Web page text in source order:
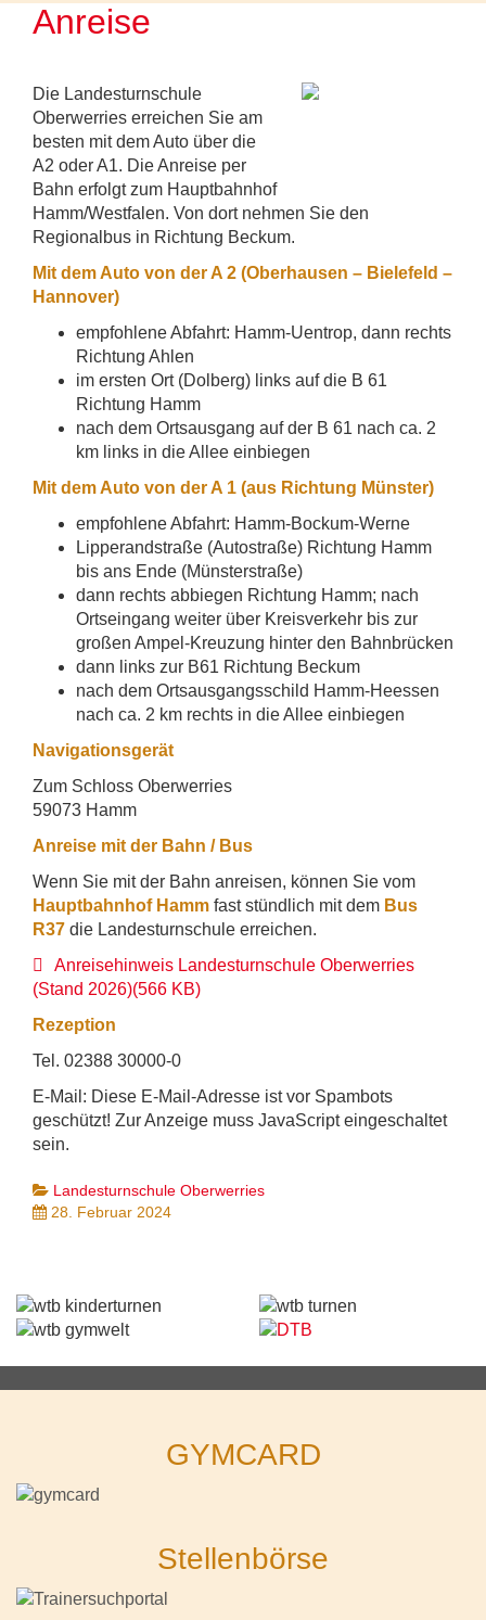
Anreise
Die Landesturnschule
Oberwerries erreichen Sie am
besten mit dem Auto über die
A2 oder A1. Die Anreise per
Bahn erfolgt zum Hauptbahnhof
Hamm/Westfalen. Von dort nehmen Sie den
Regionalbus in Richtung Beckum.
Mit dem Auto von der A 2 (Oberhausen – Bielefeld –
Hannover)
empfohlene Abfahrt: Hamm-Uentrop, dann rechts
Richtung Ahlen
im ersten Ort (Dolberg) links auf die B 61
Richtung Hamm
nach dem Ortsausgang auf der B 61 nach ca. 2
km links in die Allee einbiegen
Mit dem Auto von der A 1 (aus Richtung Münster)
empfohlene Abfahrt: Hamm-Bockum-Werne
Lipperandstraße (Autostraße) Richtung Hamm
bis ans Ende (Münsterstraße)
dann rechts abbiegen Richtung Hamm; nach
Ortseingang weiter über Kreisverkehr bis zur
großen Ampel-Kreuzung hinter den Bahnbrücken
dann links zur B61 Richtung Beckum
nach dem Ortsausgangsschild Hamm-Heessen
nach ca. 2 km rechts in die Allee einbiegen
Navigationsgerät
Zum Schloss Oberwerries
59073 Hamm
Anreise mit der Bahn / Bus
Wenn Sie mit der Bahn anreisen, können Sie vom
Hauptbahnhof Hamm fast stündlich mit dem Bus
R37 die Landesturnschule erreichen.
pdf
Anreisehinweis Landesturnschule Oberwerries
(Stand 2026)(566 KB)
Rezeption
Tel. 02388 30000-0
E-Mail: Diese E-Mail-Adresse ist vor Spambots
geschützt! Zur Anzeige muss JavaScript eingeschaltet
sein.
Landesturnschule Oberwerries
28. Februar 2024
GYMCARD
Stellenbörse